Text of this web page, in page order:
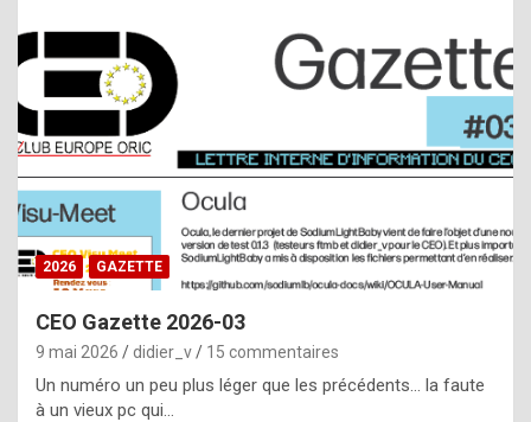
s
t
a
s
i
e
f
2026 GAZETTE
CEO Gazette 2026-03
9 mai 2026 didier_v 15 commentaires
Un numéro un peu plus léger que les précédents… la faute
à un vieux pc qui…